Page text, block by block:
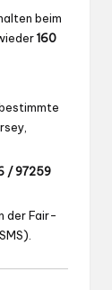
beim
160
/ 97259
der Fair-